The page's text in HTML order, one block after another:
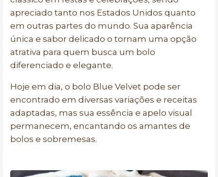
apreciado tanto nos Estados Unidos quanto
em outras partes do mundo. Sua aparência
única e sabor delicado o tornam uma opção
atrativa para quem busca um bolo
diferenciado e elegante.
Hoje em dia, o bolo Blue Velvet pode ser
encontrado em diversas variações e receitas
adaptadas, mas sua essência e apelo visual
permanecem, encantando os amantes de
bolos e sobremesas.